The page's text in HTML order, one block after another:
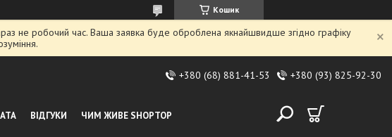
Кошик
не робочий час. Ваша заявка буде оброблена якнайшвидше згідно графіку
+380 (68) 881-41-53 +380 (93) 825-92-30
ВІДГУКИ ЧИМ ЖИВЕ SHOPTOP